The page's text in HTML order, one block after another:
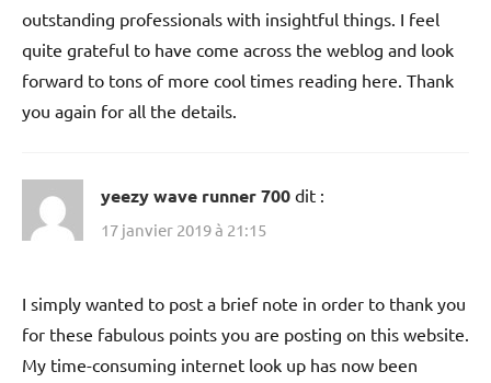
outstanding professionals with insightful things. I feel
quite grateful to have come across the weblog and look
forward to tons of more cool times reading here. Thank
you again for all the details.
yeezy wave runner 700 dit :
17 janvier 2019 à 21:15
I simply wanted to post a brief note in order to thank you
for these fabulous points you are posting on this website.
My time-consuming internet look up has now been